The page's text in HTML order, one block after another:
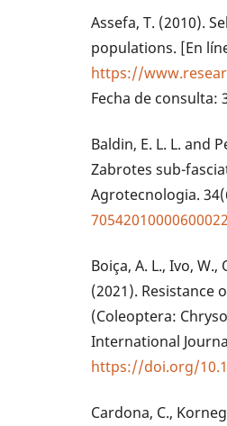
Assefa, T. (2010).
populations. [En
https://
Fecha de consulta:
Baldin, E. L. L. and
Zabrotes sub-
Agrotecnologia.
70542010000600022
Boiça, A. L., Ivo,
(2021). Resistance
(Coleoptera:
International
https://doi.org/
Cardona, C.,